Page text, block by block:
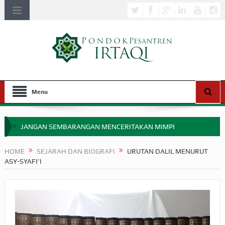
Menu
JANGAN SEMBARANGAN MENCERITAKAN MIMPI
MIMPI YANG DIABAIKAN MENJELANG PERANG BADAR
HAKIKAT NIKMAT DI DUNIA!
HOME SEJARAH DAN BIOGRAFI
URUTAN DALIL MENURUT
ASY-SYAFI’I